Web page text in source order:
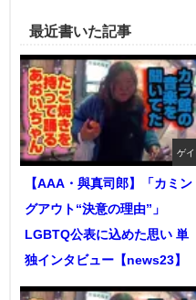
最近書いた記事
ゲイ
【AAA・與真司郎】「カミン
グアウト“決意の理由”」
LGBTQ公表に込めた思い 単
独インタビュー【news23】